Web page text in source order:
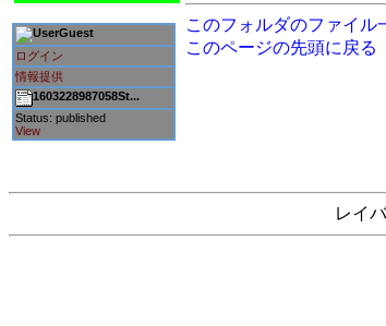
Guest
ログイン
情報提供
1603228987058St...
Status: published
View
このフォルダのファイル
このページの先頭に戻る
レイ